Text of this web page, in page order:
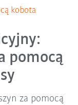
kobota
pomocą
za pomocą